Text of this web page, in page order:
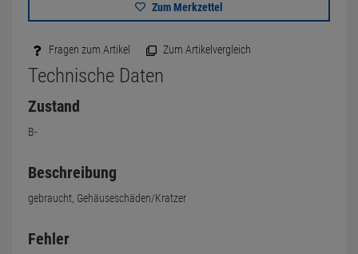
Zum Merkzettel
Fragen zum Artikel Zum Artikelvergleich
Technische Daten
Zustand
B-
Beschreibung
gebraucht, Gehäuseschäden/Kratzer
Fehler